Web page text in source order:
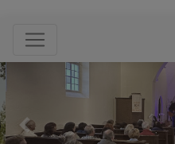
Hauptnavigation
Previous